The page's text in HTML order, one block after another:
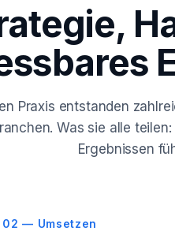
Praxis entstanden
Was sie alle
Ergebnissen
02 — Umsetzen